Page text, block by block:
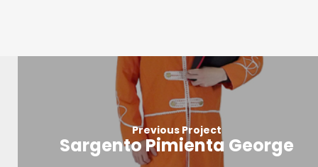
Previous Project
Sargento Pimienta George